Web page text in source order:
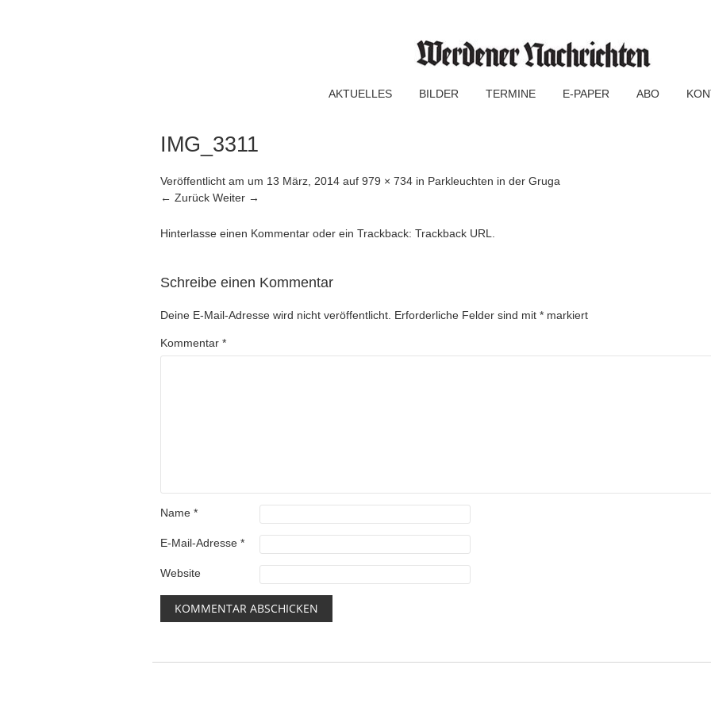
AKTUELLES BILDER TERMINE E-PAPER ABO
IMG_3311
Veröffentlicht am um 13 März, 2014 auf 979 × 734 in Parkleuchten in der Gruga
← Zurück Weiter →
Hinterlasse einen Kommentar oder ein Trackback: Trackback URL
Schreibe einen Kommentar
Deine E-Mail-Adresse wird nicht veröffentlicht. Erforderliche Felder sind mit * markiert
Kommentar *
Name *
E-Mail-Adresse *
Website